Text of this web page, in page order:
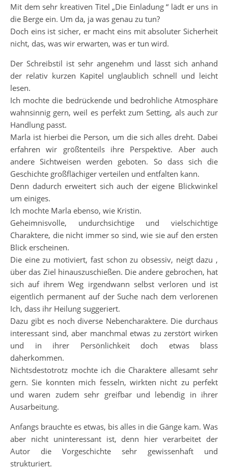
Mit dem sehr kreativen Titel „Die Einladung “ lädt er uns in
die Berge ein. Um da, ja was genau zu tun?
Doch eins ist sicher, er macht eins mit absoluter Sicherheit
nicht, das, was wir erwarten, was er tun wird.
Der Schreibstil ist sehr angenehm und lässt sich anhand
der relativ kurzen Kapitel unglaublich schnell und leicht
lesen.
Ich mochte die bedrückende und bedrohliche Atmosphäre
wahnsinnig gern, weil es perfekt zum Setting, als auch zur
Handlung passt.
Marla ist hierbei die Person, um die sich alles dreht. Dabei
erfahren wir größtenteils ihre Perspektive. Aber auch
andere Sichtweisen werden geboten. So dass sich die
Geschichte großflächiger verteilen und entfalten kann.
Denn dadurch erweitert sich auch der eigene Blickwinkel
um einiges.
Ich mochte Marla ebenso, wie Kristin.
Geheimnisvolle, undurchsichtige und vielschichtige
Charaktere, die nicht immer so sind, wie sie auf den ersten
Blick erscheinen.
Die eine zu motiviert, fast schon zu obsessiv, neigt dazu ,
über das Ziel hinauszuschießen. Die andere gebrochen, hat
sich auf ihrem Weg irgendwann selbst verloren und ist
eigentlich permanent auf der Suche nach dem verlorenen
Ich, dass ihr Heilung suggeriert.
Dazu gibt es noch diverse Nebencharaktere. Die durchaus
interessant sind, aber manchmal etwas zu zerstört wirken
und in ihrer Persönlichkeit doch etwas blass
daherkommen.
Nichtsdestotrotz mochte ich die Charaktere allesamt sehr
gern. Sie konnten mich fesseln, wirkten nicht zu perfekt
und waren zudem sehr greifbar und lebendig in ihrer
Ausarbeitung.
Anfangs brauchte es etwas, bis alles in die Gänge kam. Was
aber nicht uninteressant ist, denn hier verarbeitet der
Autor die Vorgeschichte sehr gewissenhaft und
strukturiert.